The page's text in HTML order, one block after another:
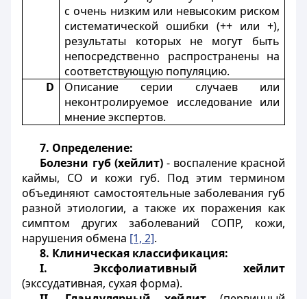
с очень низким или невысоким риском
систематической ошибки (++ или +),
результаты которых не могут быть
непосредственно распространены на
соответствующую популяцию.
D
Описание серии случаев или
неконтролируемое исследование или
мнение экспертов.
7. Определение:
Болезни губ (хейлит)- воспаление красной
каймы, СО и кожи губ. Под этим термином
объединяют самостоятельные заболевания губ
разной этиологии, а также их поражения как
симптом других заболеваний СОПР, кожи,
нарушения обмена [1, 2].
8. Клиническая классификация:
I. Эксфолиативный хейлит
(экссудативная, сухая форма).